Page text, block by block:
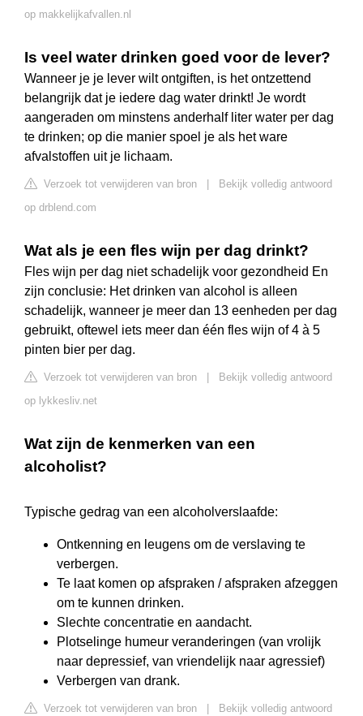
op makkelijkafvallen.nl
Is veel water drinken goed voor de lever?
Wanneer je je lever wilt ontgiften, is het ontzettend
belangrijk dat je iedere dag water drinkt! Je wordt
aangeraden om minstens anderhalf liter water per dag
te drinken; op die manier spoel je als het ware
afvalstoffen uit je lichaam.
Verzoek tot verwijderen van bron
Bekijk volledig antwoord
op drblend.com
Wat als je een fles wijn per dag drinkt?
Fles wijn per dag niet schadelijk voor gezondheid En
zijn conclusie: Het drinken van alcohol is alleen
schadelijk, wanneer je meer dan 13 eenheden per dag
gebruikt, oftewel iets meer dan één fles wijn of 4 à 5
pinten bier per dag.
Verzoek tot verwijderen van bron
Bekijk volledig antwoord
op lykkesliv.net
Wat zijn de kenmerken van een
alcoholist?
Typische gedrag van een alcoholverslaafde:
Ontkenning en leugens om de verslaving te
verbergen.
Te laat komen op afspraken / afspraken afzeggen
om te kunnen drinken.
Slechte concentratie en aandacht.
Plotselinge humeur veranderingen (van vrolijk
naar depressief, van vriendelijk naar agressief)
Verbergen van drank.
Verzoek tot verwijderen van bron
Bekijk volledig antwoord